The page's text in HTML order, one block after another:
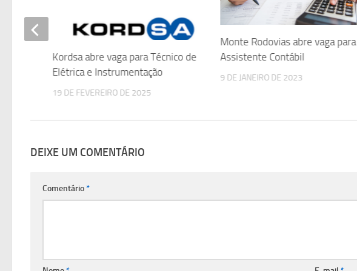
Monte Rodovias abre vaga para
Assistente Contábil
9 DE JANEIRO DE 2023
Kordsa abre vaga para Técnico de
Elétrica e Instrumentação
19 DE FEVEREIRO DE 2025
DEIXE UM COMENTÁRIO
Comentário*